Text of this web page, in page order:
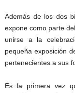
Además de los dos
expone como parte
unirse a la
pequeña exposición
pertenecientes a sus
Es la primera vez